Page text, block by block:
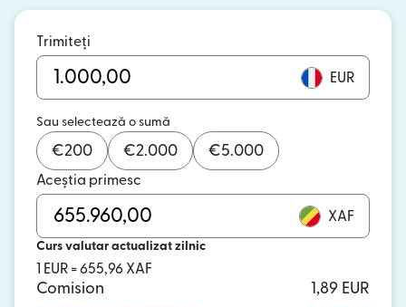
Trimiteți
EUR
Sau selectează o sumă
€200 €2.000 €5.000
Aceștia primesc
XAF
Curs valutar actualizat zilnic
1 EUR = 655,96 XAF
Comision
1,89 EUR